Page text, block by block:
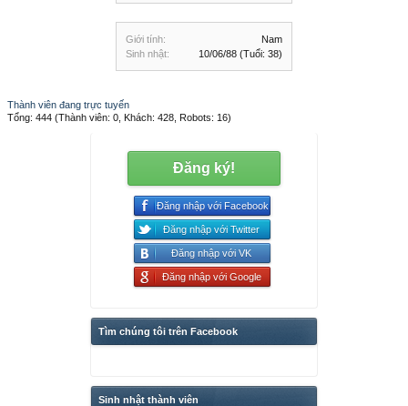
Giới tính:
Nam
Sinh nhật:
10/06/88 (Tuổi: 38)
Thành viên đang trực tuyến
Tổng: 444 (Thành viên: 0, Khách: 428, Robots: 16)
Đăng ký!
Đăng nhập với Facebook
Đăng nhập với Twitter
Đăng nhập với VK
Đăng nhập với Google
Tìm chúng tôi trên Facebook
Sinh nhật thành viên